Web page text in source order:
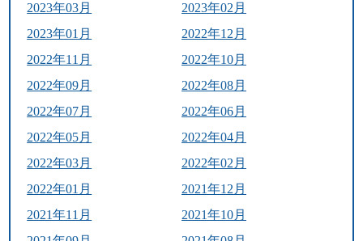
2023年03月
2023年02月
2023年01月
2022年12月
2022年11月
2022年10月
2022年09月
2022年08月
2022年07月
2022年06月
2022年05月
2022年04月
2022年03月
2022年02月
2022年01月
2021年12月
2021年11月
2021年10月